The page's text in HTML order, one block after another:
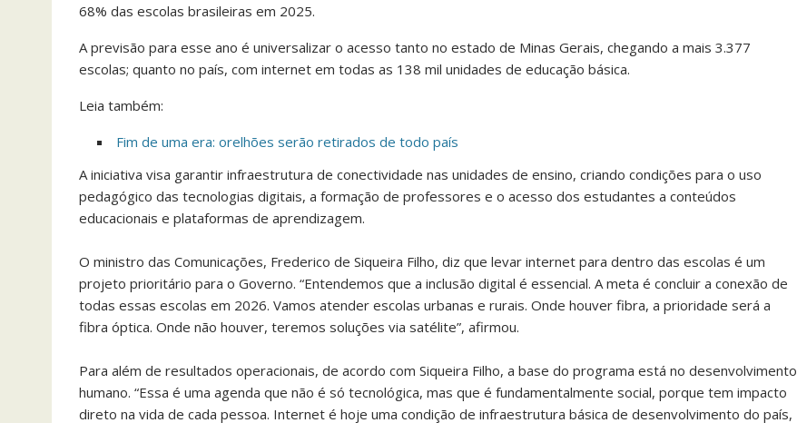
68% das escolas brasileiras em 2025.
A previsão para esse ano é universalizar o acesso tanto no estado de Minas Gerais, chegando a mais 3.377
escolas; quanto no país, com internet em todas as 138 mil unidades de educação básica.
Leia também:
Fim de uma era: orelhões serão retirados de todo país
A iniciativa visa garantir infraestrutura de conectividade nas unidades de ensino, criando condições para o uso
pedagógico das tecnologias digitais, a formação de professores e o acesso dos estudantes a conteúdos
educacionais e plataformas de aprendizagem.
O ministro das Comunicações, Frederico de Siqueira Filho, diz que levar internet para dentro das escolas é um
projeto prioritário para o Governo. “Entendemos que a inclusão digital é essencial. A meta é concluir a conexão de
todas essas escolas em 2026. Vamos atender escolas urbanas e rurais. Onde houver fibra, a prioridade será a
fibra óptica. Onde não houver, teremos soluções via satélite”, afirmou.
Para além de resultados operacionais, de acordo com Siqueira Filho, a base do programa está no desenvolvimento
humano. “Essa é uma agenda que não é só tecnológica, mas que é fundamentalmente social, porque tem impacto
direto na vida de cada pessoa. Internet é hoje uma condição de infraestrutura básica de desenvolvimento do país,